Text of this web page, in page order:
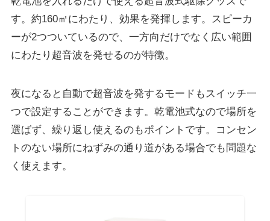
す。 約160㎡にわたり、効果を発揮します。スピーカ
ーが2つついているので、一方向だけでなく広い範囲
にわたり超音波を発せるのが特徴。
夜になると自動で超音波を発するモードもスイッチ一
つで設定することができます。 乾電池式なので場所を
選ばず、繰り返し使えるのもポイントです。コンセン
トのない場所にねずみの通り道がある場合でも問題な
く使えます。